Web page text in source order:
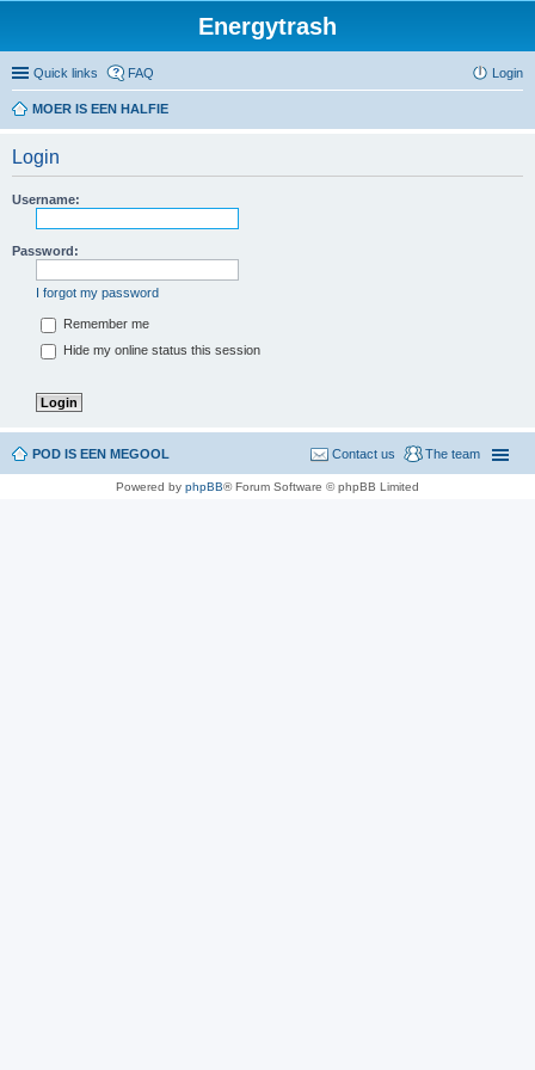
Energytrash
Quick links FAQ Login
MOER IS EEN HALFIE
Login
Username:
Password:
I forgot my password
Remember me
Hide my online status this session
POD IS EEN MEGOOL The team
Contact us
Powered by phpBB® Forum Software © phpBB Limited